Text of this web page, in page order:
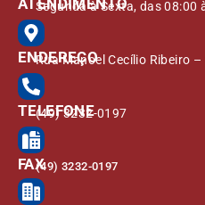
Segunda à Sexta, das 08:00
ENDEREÇO
Rua Manoel Cecílio Ribeiro
TELEFONE
(49) 3232-0197
FAX(49) 3232-0197